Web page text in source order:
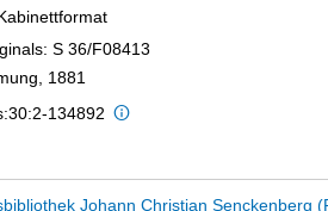
S 36/F08413
1881
134892
Johann Christian Senckenberg